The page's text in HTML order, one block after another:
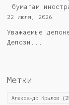
бумагам
22 июля, 2026
Уважаемые
Депози...
Метки
Александр Крылов